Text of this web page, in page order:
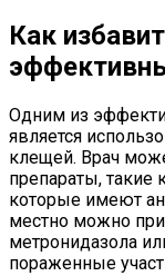
Как
Одним из
является
клещей. Врач
препараты, такие
которые имеют
местно можно
метронидазола
пораженные